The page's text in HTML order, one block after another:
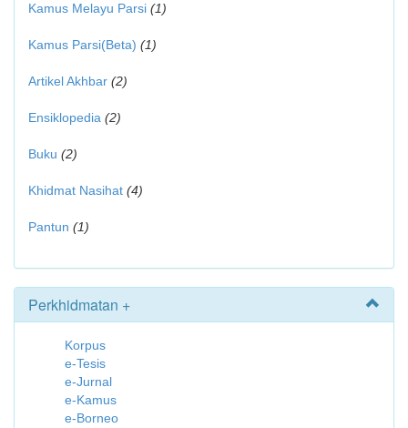
Kamus Melayu Parsi (1)
Kamus Parsi(Beta) (1)
Artikel Akhbar (2)
Ensiklopedia (2)
Buku (2)
Khidmat Nasihat (4)
Pantun (1)
Perkhidmatan +
Korpus
e-Tesis
e-Jurnal
e-Kamus
e-Borneo